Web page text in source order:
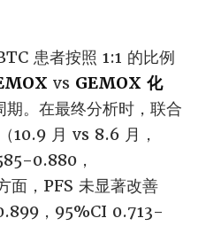
患者按照 1:1 的比例
vs GEMOX 化
期。在最终分析时，联合
10.9 月 vs 8.6 月，
0.880，
面，PFS 未显著改善
，95%CI 0.713-